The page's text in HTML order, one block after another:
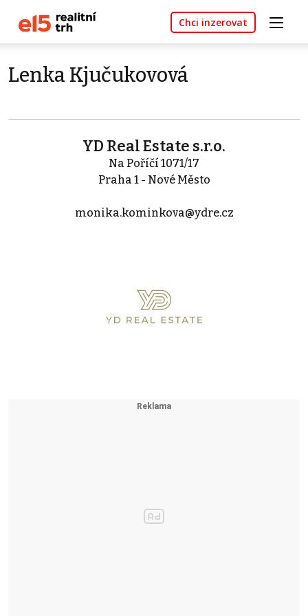
Chci inzerovat
Lenka Kjučukovová
YD Real Estate s.r.o.
Na Poříčí 1071/17
Praha 1 - Nové Město
monika.kominkova@ydre.cz